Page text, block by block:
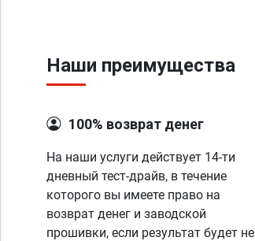
Наши преимущества
100% возврат денег
На наши услуги действует 14-ти
дневный тест-драйв, в течение
которого вы имеете право на
возврат денег и заводской
прошивки, если результат будет не